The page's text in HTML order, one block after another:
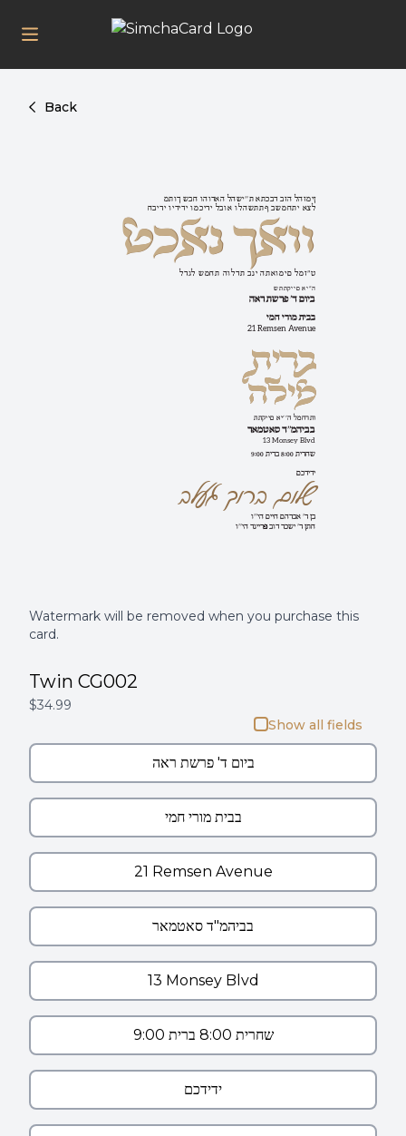
Back
Twin CG002
$34.99
Show all fields
חתן ר' ישכר דוב פריינד הי''ו
בן ר' אברהם חיים הי''ו
שלום ברוך געלב
ידידכם
שחרית 8:00 ברית 9:00
13 Monsey Blvd
בביהמ''ד סאטמאר
תתקיים אי''ה למחרתו
מילה
ברית
21 Remsen Avenue
בבית מורי חמי
ביום ד' פרשת ראה
שתתקיים אי''ה
לרגל שמחת הולדת בני התאומים למז"ט
וואך נאכט
חבירי וידידי ומכירי לבוא ולהשתתף בשמחתי אצל
מתוך שבח והודאה להשי''ת אתכבד בזה להזמין
Watermark will be removed when you purchase this
card.